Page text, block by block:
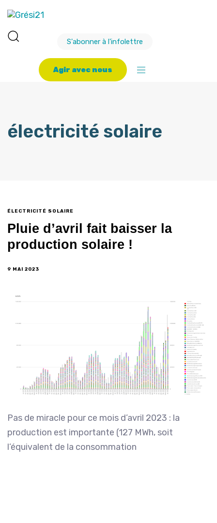
S'abonner à l'infolettre
Agir avec nous
électricité solaire
ÉLECTRICITÉ SOLAIRE
Pluie d’avril fait baisser la
production solaire !
9 MAI 2023
Pas de miracle pour ce mois d’avril 2023 : la
production est importante (127 MWh, soit
l’équivalent de la consommation